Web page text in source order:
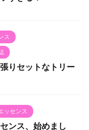
ス
りセットなトリー
ッセンス
ンス、始めまし